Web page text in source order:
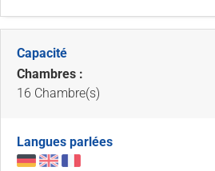
Capacité
Chambres :
16 Chambre(s)
Langues parlées